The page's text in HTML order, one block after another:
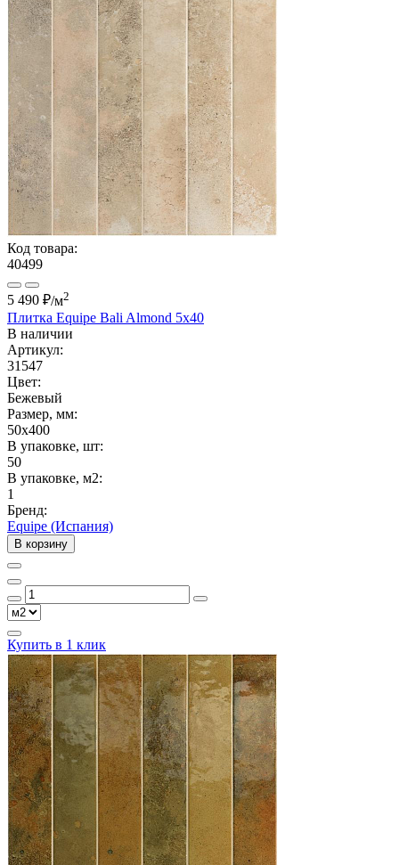
Код товара:
40499
5 490 ₽/м2
Плитка Equipe Bali Almond 5x40
В наличии
Артикул:
31547
Цвет:
Бежевый
Размер, мм:
50x400
В упаковке, шт:
50
В упаковке, м2:
1
Бренд:
Equipe (Испания)
В корзину
Купить в 1 клик